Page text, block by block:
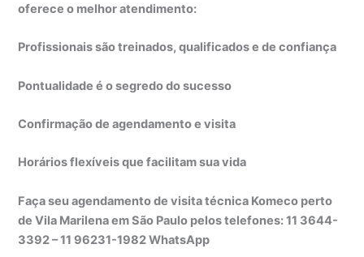
oferece o melhor atendimento:
Profissionais são treinados, qualificados e de confiança
Pontualidade é o segredo do sucesso
Confirmação de agendamento e visita
Horários flexíveis que facilitam sua vida
Faça seu agendamento de visita técnica Komeco perto
de Vila Marilena em São Paulo pelos telefones: 11 3644-
3392 – 11 96231-1982 WhatsApp